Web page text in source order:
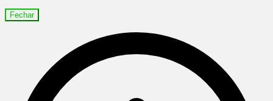
Fechar